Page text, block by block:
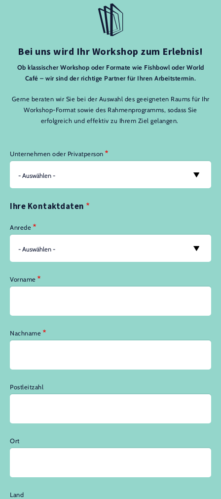
Bei uns wird Ihr Workshop zum Erlebnis!
Ob klassischer Workshop oder Formate wie Fishbowl oder World
Café – wir sind der richtige Partner für Ihren Arbeitstermin.
Gerne beraten wir Sie bei der Auswahl des geeigneten Raums für Ihr
Workshop-Format sowie des Rahmenprogramms, sodass Sie
erfolgreich und effektiv zu Ihrem Ziel gelangen.
Unternehmen oder Privatperson
Ihre Kontaktdaten
Anrede
Vorname
Nachname
Postleitzahl
Ort
Land